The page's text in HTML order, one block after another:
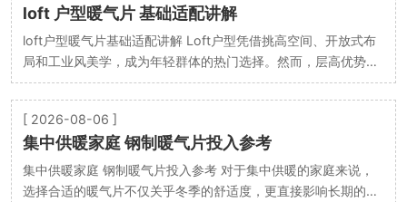
loft 户型暖气片 基础适配讲解
loft户型暖气片基础适配讲解 Loft户型凭借挑高空间、开放式布
局和工业风美学，成为年轻群体的热门选择。然而，层高优势与
大面积玻璃窗也带来了暖气片选型的特殊挑战——…
[ 2026-08-06 ]
集中供暖家庭 钢制暖气片投入参考
集中供暖家庭 钢制暖气片投入参考 对于集中供暖的家庭来说，
选择合适的暖气片不仅关乎冬季的舒适度，更直接影响长期的采